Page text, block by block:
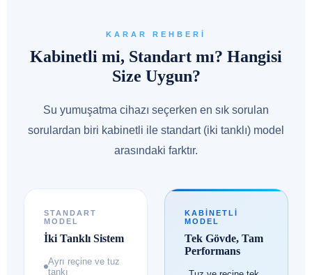
KARAR REHBERI
Kabinetli mi, Standart mı? Hangisi
Size Uygun?
Su yumuşatma cihazı seçerken en sık sorulan
sorulardan biri kabinetli ile standart (iki tanklı) model
arasındaki farktır.
STANDART
MODEL
İki Tanklı Sistem
Ayrı reçine ve tuz
tankı
KABINETLI
MODEL
Tek Gövde, Tam
Performans